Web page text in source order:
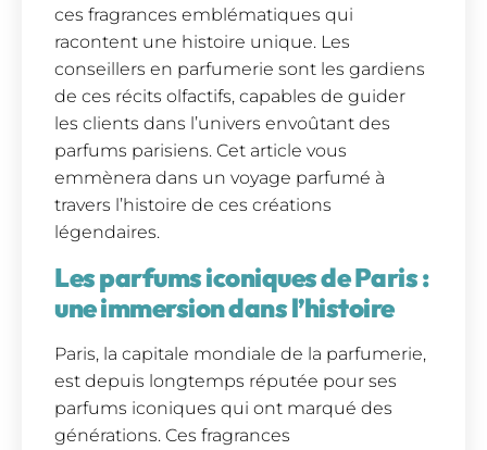
ces fragrances emblématiques qui
racontent une histoire unique. Les
conseillers en parfumerie sont les gardiens
de ces récits olfactifs, capables de guider
les clients dans l’univers envoûtant des
parfums parisiens. Cet article vous
emmènera dans un voyage parfumé à
travers l’histoire de ces créations
légendaires.
Les parfums iconiques de Paris :
une immersion dans l’histoire
Paris, la capitale mondiale de la parfumerie,
est depuis longtemps réputée pour ses
parfums iconiques qui ont marqué des
générations. Ces fragrances